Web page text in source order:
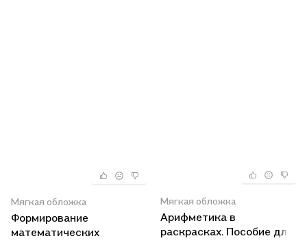
Мягкая обложка
Формирование
математических
Мягкая обложка
Арифметика в
раскрасках. Пособие для